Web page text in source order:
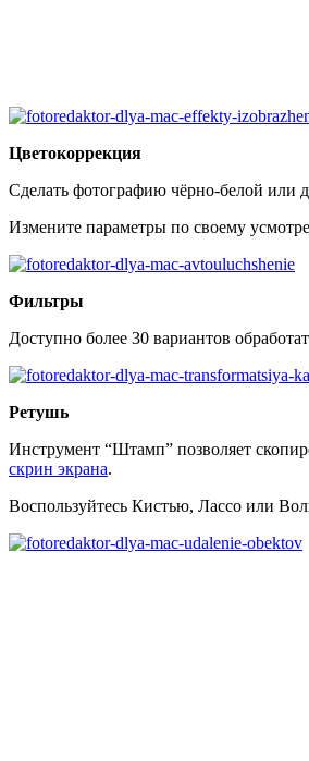
Цветокоррекция
Сделать фотографию чёрно-белой или
Измените параметры по своему
Фильтры
Доступно более 30 вариантов
Ретушь
Инструмент “Штамп” позволяет
скрин экрана.
Воспользуйтесь Кистью, Лассо или